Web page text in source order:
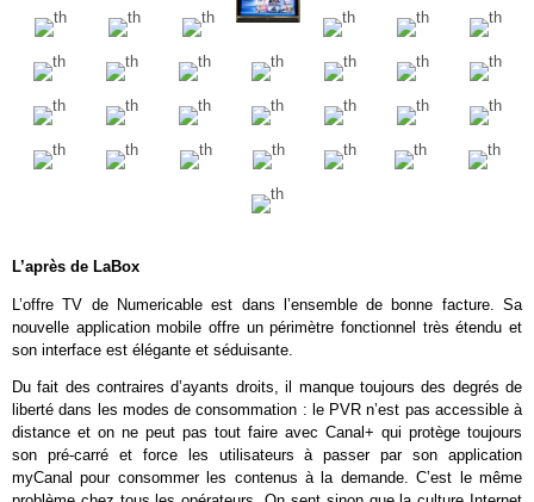
L’après de LaBox
L’offre TV de Numericable est dans l’ensemble de bonne facture. Sa
nouvelle application mobile offre un périmètre fonctionnel très étendu et
son interface est élégante et séduisante.
Du fait des contraires d’ayants droits, il manque toujours des degrés de
liberté dans les modes de consommation : le PVR n’est pas accessible à
distance et on ne peut pas tout faire avec Canal+ qui protège toujours
son pré-carré et force les utilisateurs à passer par son application
myCanal pour consommer les contenus à la demande. C’est le même